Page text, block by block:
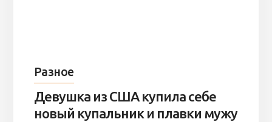
Разное
Девушка из США купила себе
новый купальник и плавки мужу